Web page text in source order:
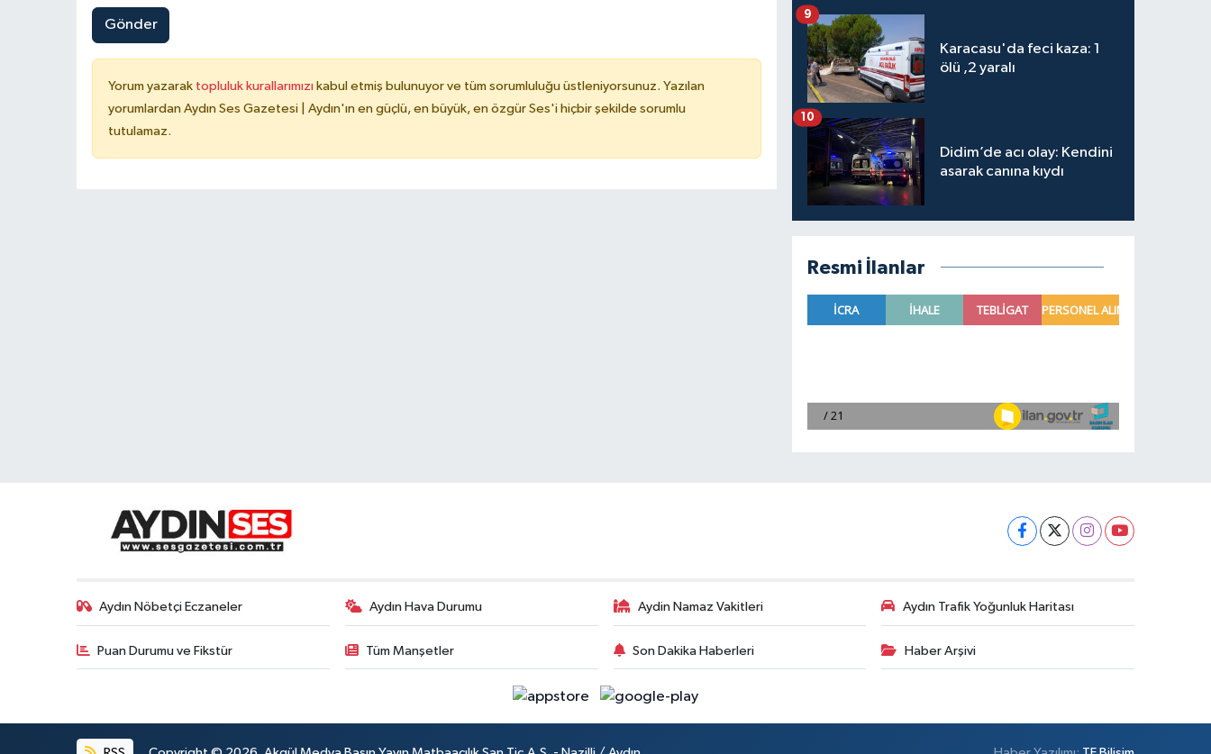
Gönder
Yorum yazarak topluluk kurallarımızı kabul etmiş bulunuyor ve tüm sorumluluğu üstleniyorsunuz. Yazılan
yorumlardan Aydın Ses Gazetesi | Aydın'ın en güçlü, en büyük, en özgür Ses'i hiçbir şekilde sorumlu
tutulamaz.
Karacasu'da feci kaza: 1
ölü ,2 yaralı
9
Didim’de acı olay: Kendini
asarak canına kıydı
10
Resmi İlanlar
Aydın Nöbetçi Eczaneler Aydın Hava Durumu Aydin Namaz Vakitleri Aydın Trafik Yoğunluk Haritası
Puan Durumu ve Fikstür Tüm Manşetler Son Dakika Haberleri Haber Arşivi